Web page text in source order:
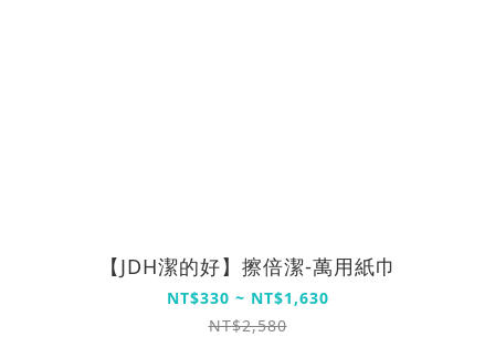
【JDH潔的好】擦倍潔-萬用紙巾
NT$330 ~ NT$1,630
NT$2,580